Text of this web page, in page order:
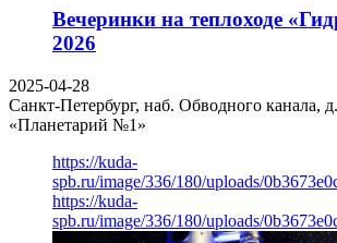
Вечеринки на теплоходе
2026
2025-04-28
Санкт-Петербург, наб. Обводного канала,
«Планетарий №1»
https://kuda-
spb.ru/image/336/180/uploads/
https://kuda-
spb.ru/image/336/180/uploads/